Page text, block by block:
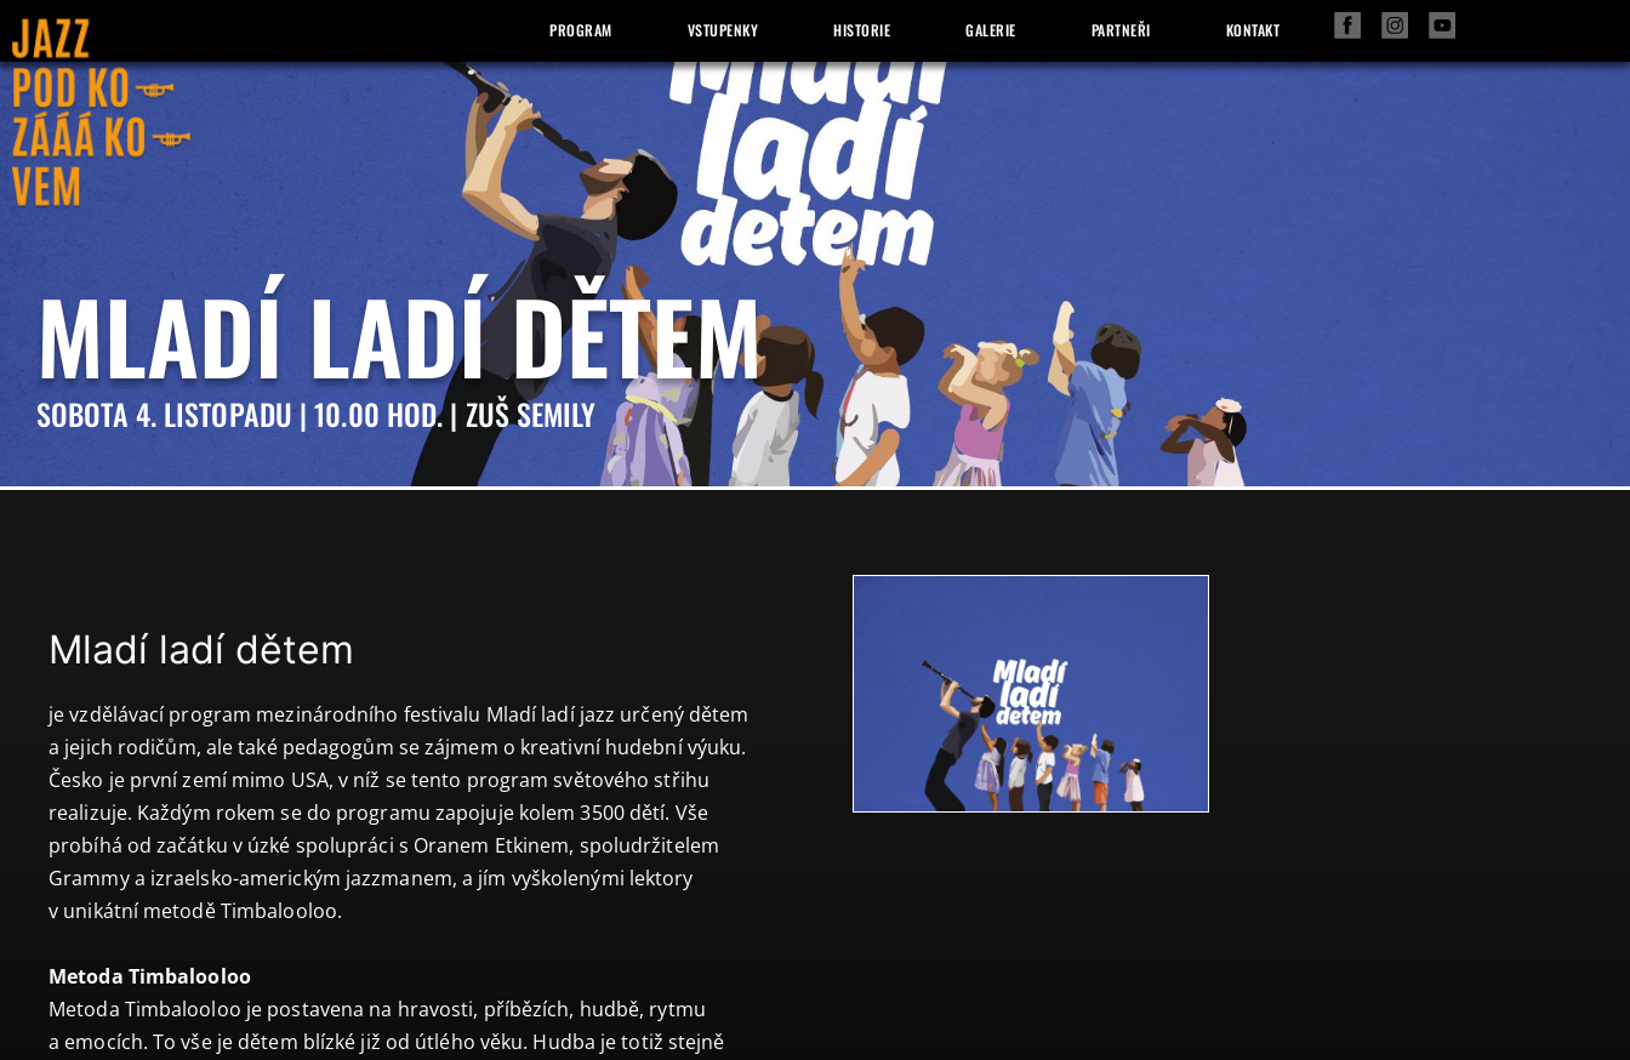
PROGRAM VSTUPENKY HISTORIE GALERIE PARTNEŘI KONTAKT
MLADÍ LADÍ DĚTEM
SOBOTA 4. LISTOPADU | 10.00 HOD. | ZUŠ SEMILY
Mladí ladí dětem
je vzdělávací program mezinárodního festivalu Mladí ladí jazz určený dětem
a jejich rodičům, ale také pedagogům se zájmem o kreativní hudební výuku.
Česko je první zemí mimo USA, v níž se tento program světového střihu
realizuje. Každým rokem se do programu zapojuje kolem 3500 dětí. Vše
probíhá od začátku v úzké spolupráci s Oranem Etkinem, spoludržitelem
Grammy a izraelsko-americkým jazzmanem, a jím vyškolenými lektory
v unikátní metodě Timbalooloo.
Metoda Timbalooloo
Metoda Timbalooloo je postavena na hravosti, příbězích, hudbě, rytmu
a emocích. To vše je dětem blízké již od útlého věku. Hudba je totiž stejně